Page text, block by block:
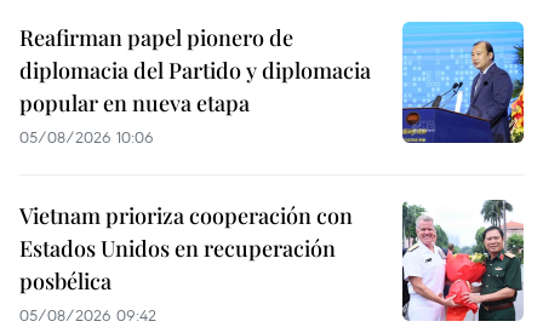
Reafirman papel pionero de
diplomacia del Partido y diplomacia
popular en nueva etapa
05/08/2026 10:06
Vietnam prioriza cooperación con
Estados Unidos en recuperación
posbélica
05/08/2026 09:42